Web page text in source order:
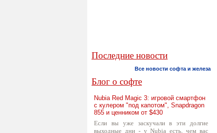
Последние новости
Все новости софта и железа
Блог о софте
Nubia Red Magic 3: игровой смартфон
с кулером "под капотом", Snapdragon
855 и ценником от $430
Если вы уже заскучали в эти долгие
выходные дни - у Nubia есть, чем вас